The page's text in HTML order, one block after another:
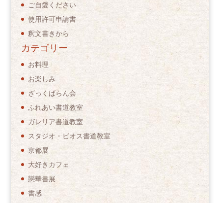
ご自愛ください
使用許可申請書
釈文書きから
カテゴリー
お料理
お楽しみ
ざっくばらん会
ふれあい書道教室
ガレリア書道教室
スタジオ・ビオス書道教室
京都展
大好きカフェ
戀華書展
書感